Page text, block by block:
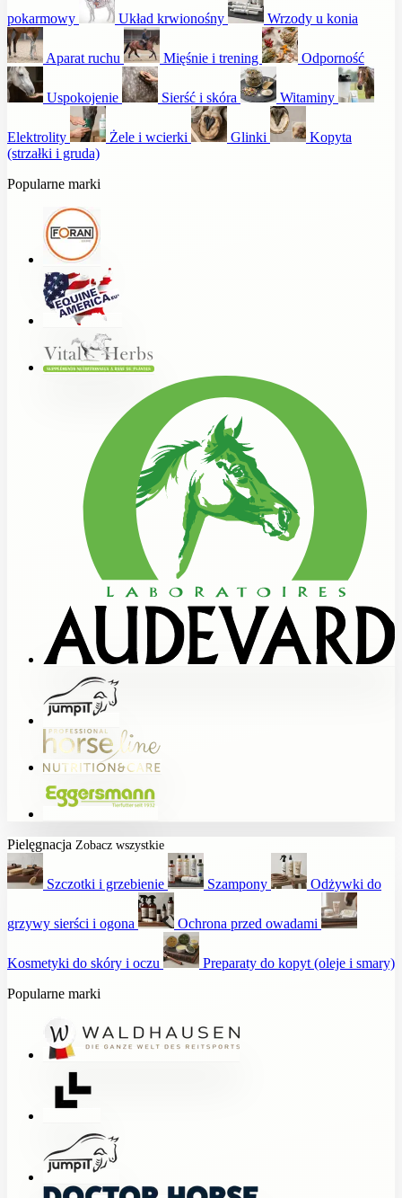
pokarmowy Układ krwionośny Wrzody u konia
Aparat ruchu Mięśnie i trening Odporność
Uspokojenie Sierść i skóra Witaminy
Elektrolity Żele i wcierki Glinki
Kopyta
(strzałki i gruda)
Popularne marki
Pielęgnacja Zobacz wszystkie
Szczotki i grzebienie Szampony Odżywki do
grzywy sierści i ogona Ochrona przed owadami
Kosmetyki do skóry i oczu
Preparaty do kopyt (oleje i smary)
Popularne marki